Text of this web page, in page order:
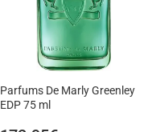
Parfums De Marly Greenley
EDP 75 ml